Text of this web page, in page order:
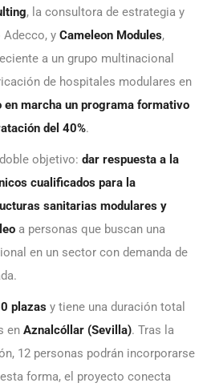
, la consultora de estrategia y
y Cameleon Modules,
a un grupo multinacional
de hospitales modulares en
en marcha un programa formativo
del 40%.
objetivo: dar respuesta a la
cualificados para la
sanitarias modulares y
a personas que buscan una
en un sector con demanda de
plazas y tiene una duración total
en Aznalcóllar (Sevilla). Tras la
12 personas podrán incorporarse
forma, el proyecto conecta